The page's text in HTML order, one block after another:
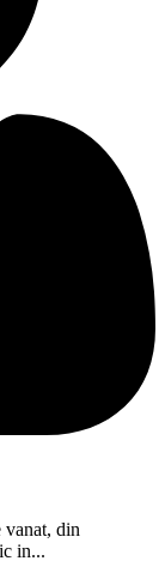
vanat, din
in...